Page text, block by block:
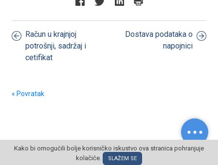
Račun u krajnjoj
potrošnji, sadržaj i
cetifikat
Dostava podataka o
napojnici
« Povratak
© POSLOVNI OBLAK Sva prava pridržana
Kako bi omogućili bolje korisničko iskustvo ova stranica pohranjuje
kolačiće.
SLAŽEM SE